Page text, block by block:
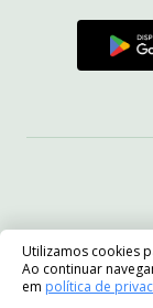
Utilizamos cookies
Ao continuar
em política de